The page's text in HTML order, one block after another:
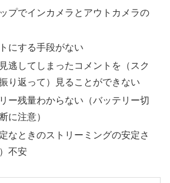
プでインカメラとアウトカメラの
にする手段がない
逃してしまったコメントを（スク
り返って）見ることができない
ー残量わからない（バッテリー切
に注意）
なときのストリーミングの安定さ
不安